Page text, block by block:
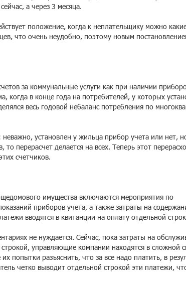
а через 3 месяца.
положение, когда к неплательщику можно
что очень неудобно, поэтому новым
за коммунальные услуги как при наличии
когда в конце года на потребителей, у которых
весь годовой небаланс потребления по
установлен у жильца прибор учета или нет,
то перерасчет делается на всех. Теперь этот
счетчиков.
имущества включаются мероприятия по
приборов учета, а также затраты на
вводятся в квитанции на оплату отдельной
не нуждается. Сейчас, пока затраты на
управляющие компании находятся в сложной
попытки разъяснить, что за все надо платить, в
четко выводит отдельной строкой эти платежи,